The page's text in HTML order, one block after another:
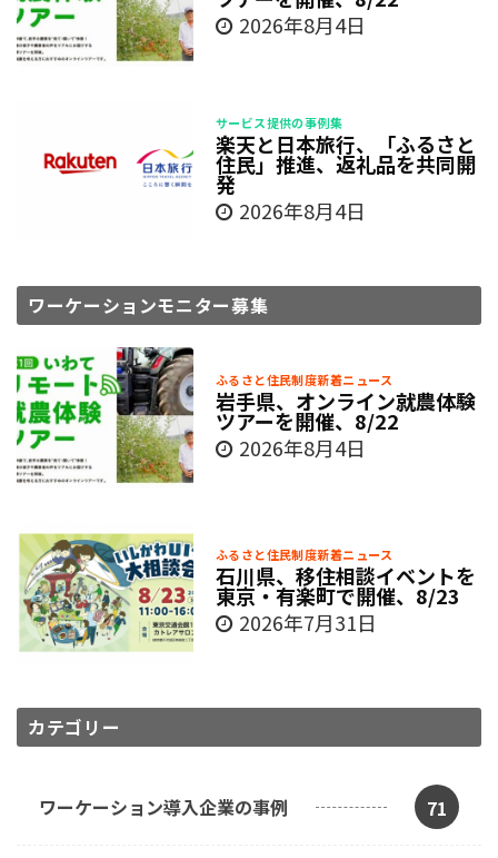
2026年8月4日
サービス提供の事例集
楽天と日本旅行、「ふるさと
住民」推進、返礼品を共同開
発
2026年8月4日
ワーケーションモニター募集
ふるさと住民制度新着ニュース
岩手県、オンライン就農体験
ツアーを開催、8/22
2026年8月4日
ふるさと住民制度新着ニュース
石川県、移住相談イベントを
東京・有楽町で開催、8/23
2026年7月31日
カテゴリー
ワーケーション導入企業の事例 71